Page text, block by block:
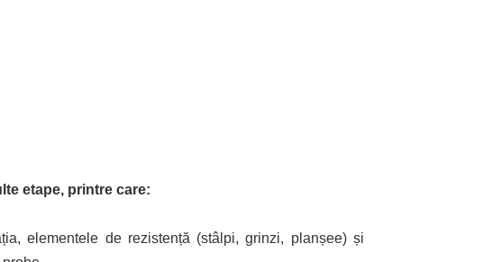
etape, printre care:
elementele de rezistență (stâlpi, grinzi, planșee) și